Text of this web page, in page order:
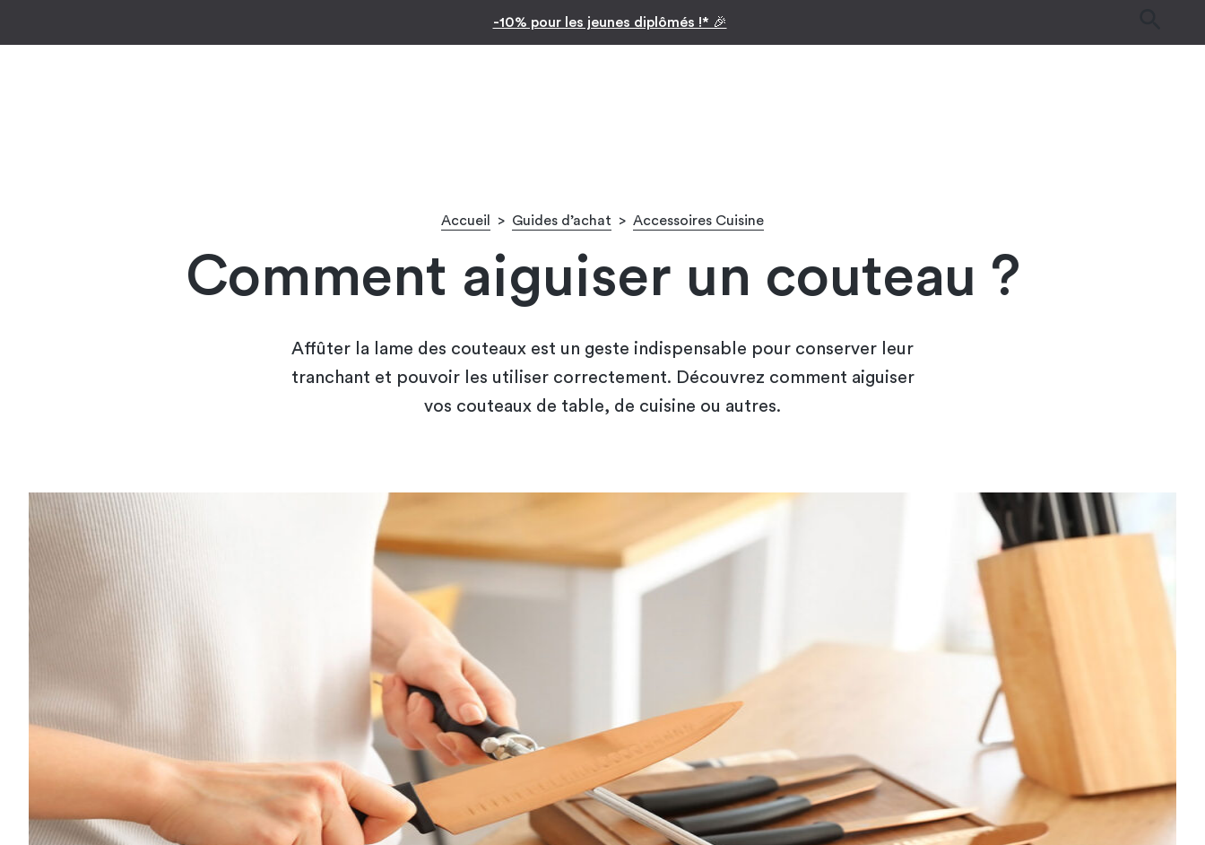
Facilitez vos achats avec le paiement en 10x
Inspiration par pièces
Accueil > Guides d’achat > Accessoires Cuisine
Comment aiguiser un couteau​ ?
Affûter la lame des couteaux est un geste indispensable pour conserver leur
tranchant et pouvoir les utiliser correctement. Découvrez comment aiguiser
vos couteaux de table, de cuisine ou autres.